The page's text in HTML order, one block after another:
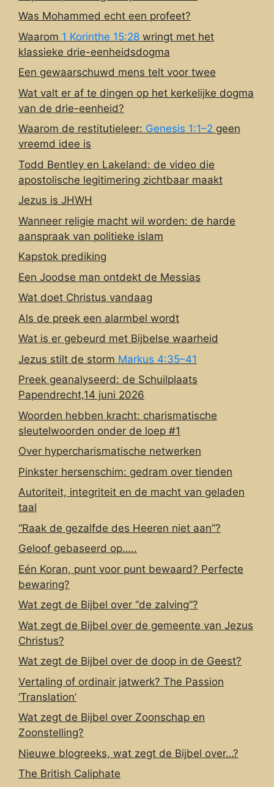
Was Mohammed echt een profeet?
Waarom 1 Korinthe 15:28 wringt met het
klassieke drie-eenheidsdogma
Een gewaarschuwd mens telt voor twee
Wat valt er af te dingen op het kerkelijke dogma
van de drie-eenheid?
Waarom de restitutieleer: Genesis 1:1–2 geen
vreemd idee is
Todd Bentley en Lakeland: de video die
apostolische legitimering zichtbaar maakt
Jezus is JHWH
Wanneer religie macht wil worden: de harde
aanspraak van politieke islam
Kapstok prediking
Een Joodse man ontdekt de Messias
Wat doet Christus vandaag
Als de preek een alarmbel wordt
Wat is er gebeurd met Bijbelse waarheid
Jezus stilt de storm Markus 4:35–41
Preek geanalyseerd: de Schuilplaats
Papendrecht,14 juni 2026
Woorden hebben kracht: charismatische
sleutelwoorden onder de loep #1
Over hypercharismatische netwerken
Pinkster hersenschim: gedram over tienden
Autoriteit, integriteit en de macht van geladen
taal
“Raak de gezalfde des Heeren niet aan”?
Geloof gebaseerd op…..
Eén Koran, punt voor punt bewaard? Perfecte
bewaring?
Wat zegt de Bijbel over “de zalving”?
Wat zegt de Bijbel over de gemeente van Jezus
Christus?
Wat zegt de Bijbel over de doop in de Geest?
Vertaling of ordinair jatwerk? The Passion
‘Translation’
Wat zegt de Bijbel over Zoonschap en
Zoonstelling?
Nieuwe blogreeks, wat zegt de Bijbel over…?
The British Caliphate